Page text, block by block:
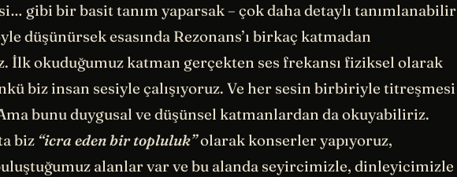
gibi bir basit tanım yaparsak – çok daha detaylı tanımlanabilir
düşünürsek esasında Rezonans’ı birkaç katmadan
İlk okuduğumuz katman gerçekten ses frekansı fiziksel olarak
biz insan sesiyle çalışıyoruz. Ve her sesin birbiriyle titreşmesi
bunu duygusal ve düşünsel katmanlardan da okuyabiliriz.
biz “icra eden bir topluluk”olarak konserler yapıyoruz,
alanlar var ve bu alanda seyircimizle, dinleyicimizle